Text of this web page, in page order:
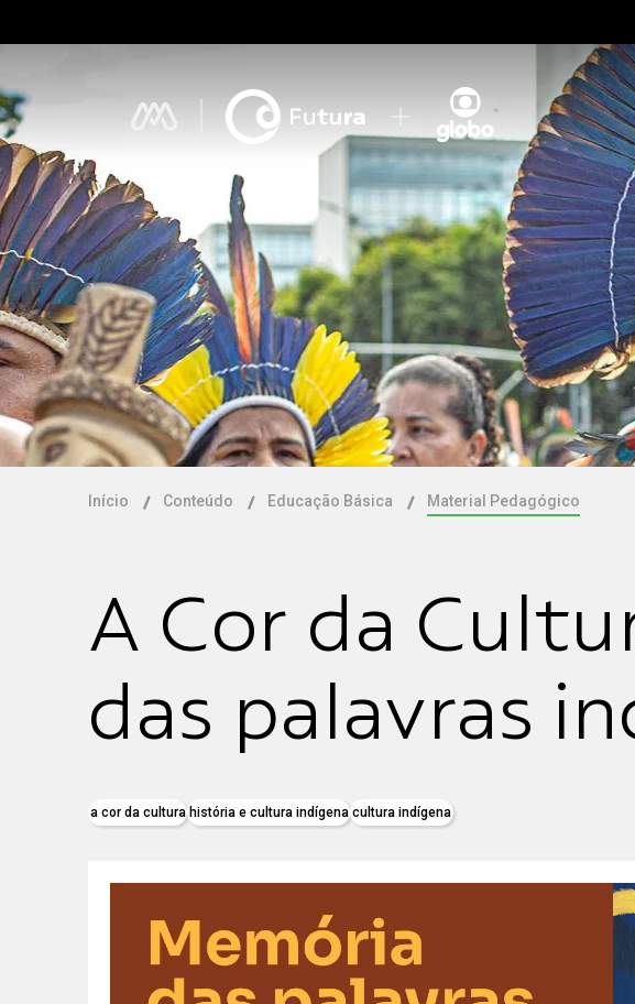
Início Conteúdo Educação Básica Material Pedagógico
A Cor da
das palavras
a cor da cultura história e cultura indígena cultura indígena